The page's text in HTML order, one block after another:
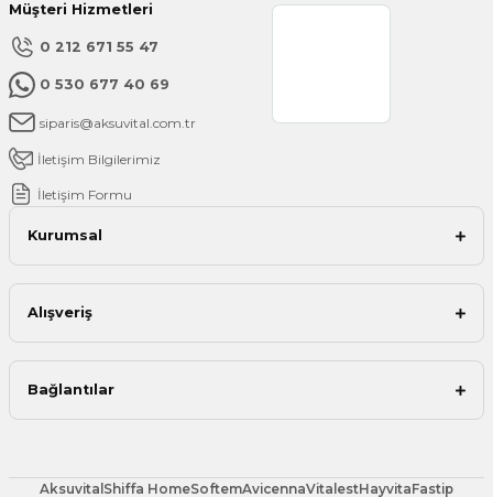
Müşteri Hizmetleri
0 212 671 55 47
0 530 677 40 69
siparis@aksuvital.com.tr
İletişim Bilgilerimiz
İletişim Formu
Kurumsal
Alışveriş
Bağlantılar
Aksuvital Shiffa HomeSoftemAvicennaVitalestHayvitaFastip